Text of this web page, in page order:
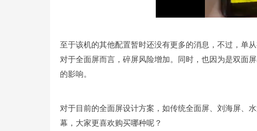
至于该机的其他配置暂时还没有更多的消息，不过，单
对于全面屏而言，碎屏风险增加。同时，也因为是双面
的影响。
对于目前的全面屏设计方案，如传统全面屏、刘海屏、
幕，大家更喜欢购买哪种呢？